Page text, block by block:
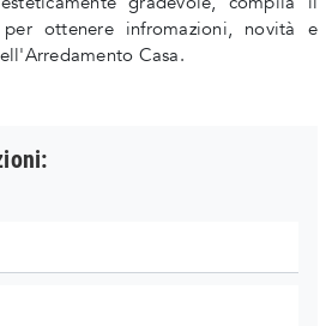
ottenere infromazioni, novità e
Casa.